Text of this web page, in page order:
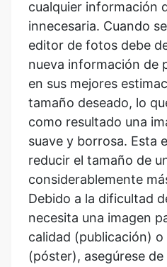
cualquier información
innecesaria. Cuando
editor de fotos debe
nueva información de
en sus mejores
tamaño deseado, lo
como resultado una
suave y borrosa. Esta
reducir el tamaño de
considerablemente
Debido a la dificultad
necesita una imagen
calidad (publicación)
(póster), asegúrese